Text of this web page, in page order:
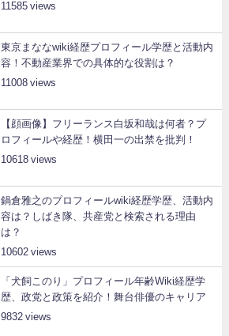
11585
東京まななwiki経歴プロフィール学歴と活動内
容！不動産業界での具体的な役割は？
11008
【顔画像】フリーランス白坂和哉は何者？プ
ロフィールや経歴！横田一の出禁を批判！
10618
鍋倉雅之のプロフィールwiki経歴学歴、活動内
容は？しばき隊、共産党と検索される理由
は？
10602
「犬飼このり」プロフィール年齢Wiki経歴学
歴、政党と政策を紹介！舞台俳優のキャリア
9832